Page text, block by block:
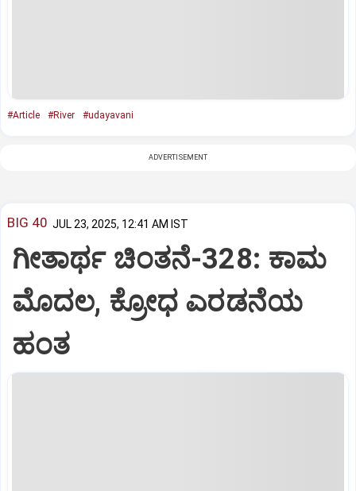
#Article #River #udayavani
ADVERTISEMENT
BIG 40 JUL 23, 2025, 12:41 AM IST
ಗೀತಾರ್ಥ ಚಿಂತನೆ-328: ಕಾಮ
ಮೊದಲ, ಕ್ರೋಧ ಎರಡನೆಯ
ಹಂತ